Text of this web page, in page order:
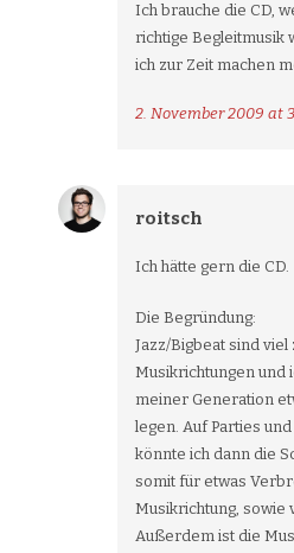
Ich brauche die CD,
richtige Begleitmusik
ich zur Zeit machen
2. November 2009 at
roitsch
Ich hätte gern die CD.
Die Begründung:
Jazz/Bigbeat sind
Musikrichtungen und
meiner Generation
legen. Auf Parties
könnte ich dann die
somit für etwas
Musikrichtung, sowie
Außerdem ist die